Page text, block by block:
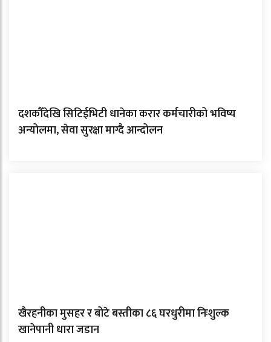
दशकौँदेखि सिटिईभिटी धानेका करार कर्मचारीको भविष्य
अन्योलमा, सेवा सुरक्षा माग्दै आन्दोलन
खैरहनीका मुसहर र बोटे बस्तीका ८६ घरधुरीमा निःशुल्क
खानेपानी धारा जडान